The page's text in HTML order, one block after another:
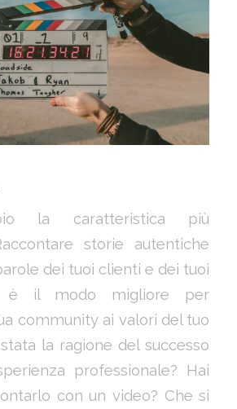
la caratteristica più
storie autentiche
dei tuoi clienti e dei tuoi
è il modo migliore per
community ai valori del tuo
la ragione del successo
professionale? Hai
con un video? Che si